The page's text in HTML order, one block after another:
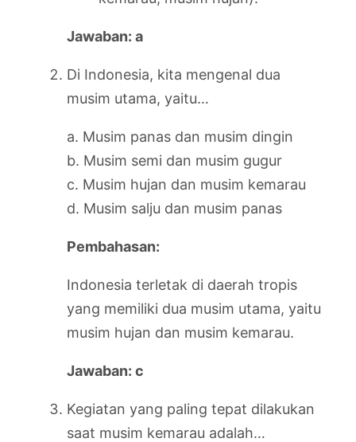
Jawaban: a
Di Indonesia, kita mengenal dua
musim utama, yaitu…
a. Musim panas dan musim dingin
b. Musim semi dan musim gugur
c. Musim hujan dan musim kemarau
d. Musim salju dan musim panas
Pembahasan:
Indonesia terletak di daerah tropis
yang memiliki dua musim utama, yaitu
musim hujan dan musim kemarau.
Jawaban: c
Kegiatan yang paling tepat dilakukan
saat musim kemarau adalah…